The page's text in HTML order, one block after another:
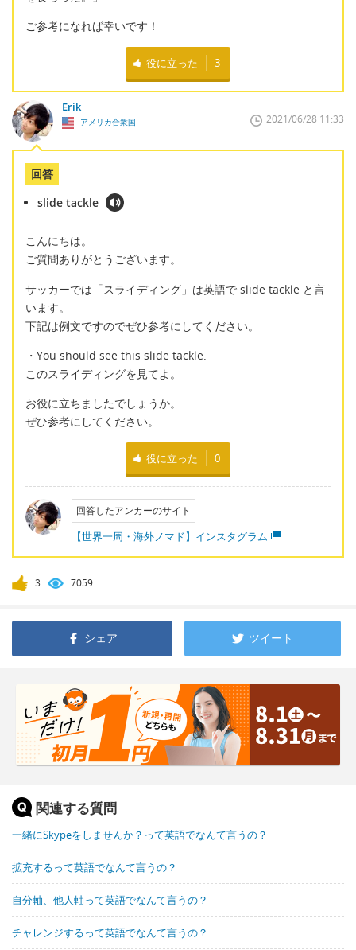
ご参考になれば幸いです！
役に立った 3
Erik
アメリカ合衆国 2021/06/28 11:33
回答
slide tackle
こんにちは。
ご質問ありがとうございます。
サッカーでは「スライディング」は英語で slide tackle と言
います。
下記は例文ですのでぜひ参考にしてください。
・You should see this slide tackle.
このスライディングを見てよ。
お役に立ちましたでしょうか。
ぜひ参考にしてください。
役に立った 0
回答したアンカーのサイト
【世界一周・海外ノマド】インスタグラム
3 7059
シェア ツイート
関連する質問
一緒にSkypeをしませんか？って英語でなんて言うの？
拡充するって英語でなんて言うの？
自分軸、他人軸って英語でなんて言うの？
チャレンジするって英語でなんて言うの？